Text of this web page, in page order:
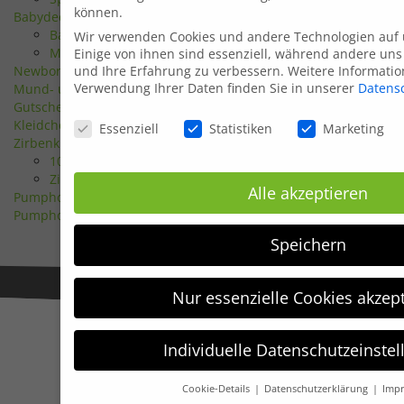
Babydecken
Baumwolle
Mikrofaser
Newborn Sets
Mund- und Nasenmaske
Gutscheine
Kleidchen/Tuniken
Zirbenkissen
100% Zirbenfüllung
Zirben/Schafwollfüllung
Pumphosen lang - Mitwachshosen
Pumphosen kurz
können.
Wir verwenden Cookies und andere Technologien auf
Einige von ihnen sind essenziell, während andere
und Ihre Erfahrung zu verbessern. Weitere
Verwendung Ihrer Daten finden Sie in unserer
Datenschutzeinstellungen
Essenziell Statistiken Marketing
Alle akzeptieren
Speichern
Nur essenzielle Cookies
Individuelle
Cookie-Details Datenschutzerklärung